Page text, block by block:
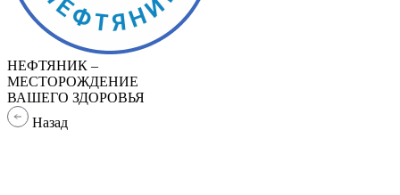
НЕФТЯНИК –
МЕСТОРОЖДЕНИЕ
ВАШЕГО ЗДОРОВЬЯ
Назад